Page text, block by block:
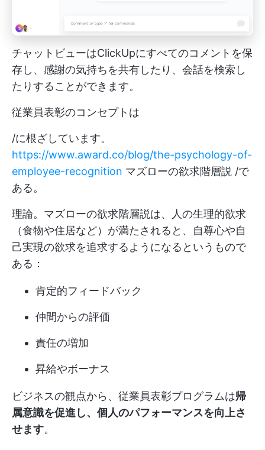
チャットビューはClickUpにすべてのコメントを保
存し、感謝の気持ちを共有したり、会話を検索し
たりすることができます。
従業員表彰のコンセプトは
/に根ざしています。
https://www.award.co/blog/the-psychology-of-
employee-recognition マズローの欲求階層説 /で
ある。
理論。マズローの欲求階層説は、人の生理的欲求
（食物や住居など）が満たされると、自尊心や自
己実現の欲求を追求するようになるというもので
ある：
肯定的フィードバック
仲間からの評価
責任の増加
昇給やボーナス
ビジネスの観点から、従業員表彰プログラムは帰
属意識を促進し、個人のパフォーマンスを向上さ
せます。